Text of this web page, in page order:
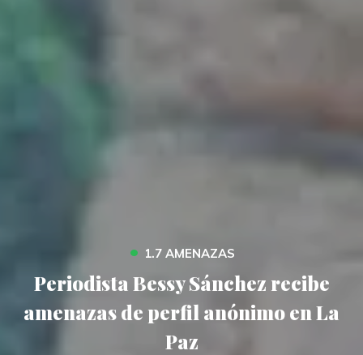
• 1.7 AMENAZAS
Periodista Bessy Sánchez recibe
amenazas de perfil anónimo en La
Paz